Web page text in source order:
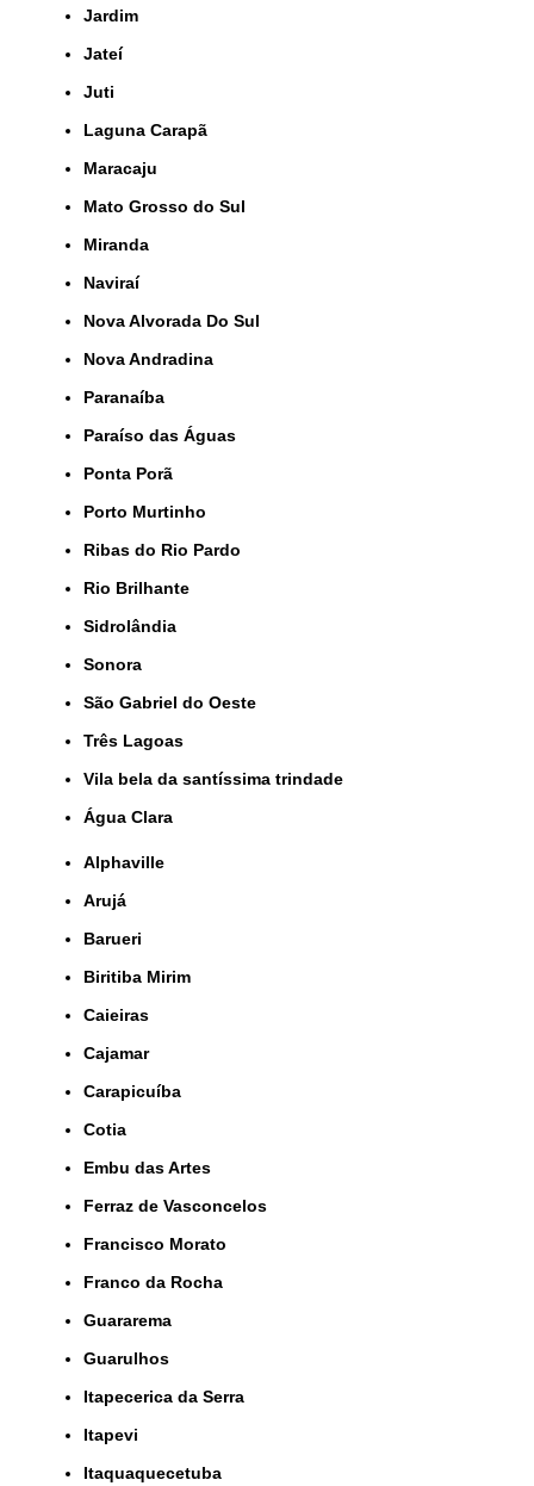
Jardim
Jateí
Juti
Laguna Carapã
Maracaju
Mato Grosso do Sul
Miranda
Naviraí
Nova Alvorada Do Sul
Nova Andradina
Paranaíba
Paraíso das Águas
Ponta Porã
Porto Murtinho
Ribas do Rio Pardo
Rio Brilhante
Sidrolândia
Sonora
São Gabriel do Oeste
Três Lagoas
Vila bela da santíssima trindade
Água Clara
Alphaville
Arujá
Barueri
Biritiba Mirim
Caieiras
Cajamar
Carapicuíba
Cotia
Embu das Artes
Ferraz de Vasconcelos
Francisco Morato
Franco da Rocha
Guararema
Guarulhos
Itapecerica da Serra
Itapevi
Itaquaquecetuba